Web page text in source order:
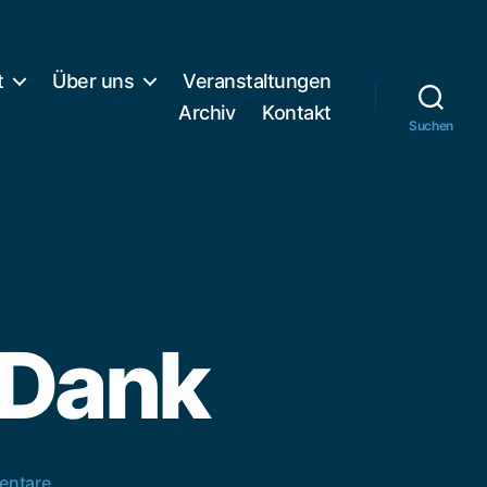
Über uns
Veranstaltungen
Archiv
Kontakt
Suchen
zu